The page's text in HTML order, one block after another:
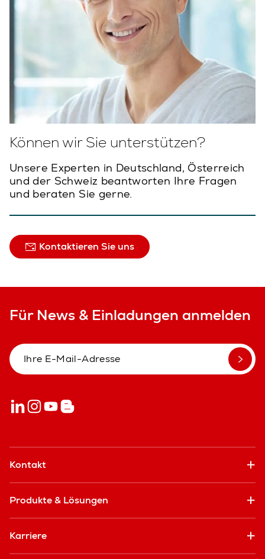
Können wir Sie unterstützen?
Unsere Experten in Deutschland, Österreich
und der Schweiz beantworten Ihre Fragen
und beraten Sie gerne.
Kontaktieren Sie uns
Für News & Einladungen anmelden
Kontakt
Produkte & Lösungen
Karriere